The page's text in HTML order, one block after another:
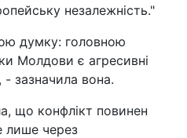
незалежність."
думку: головною
Молдови є агресивні
- зазначила вона.
що конфлікт повинен
лише через